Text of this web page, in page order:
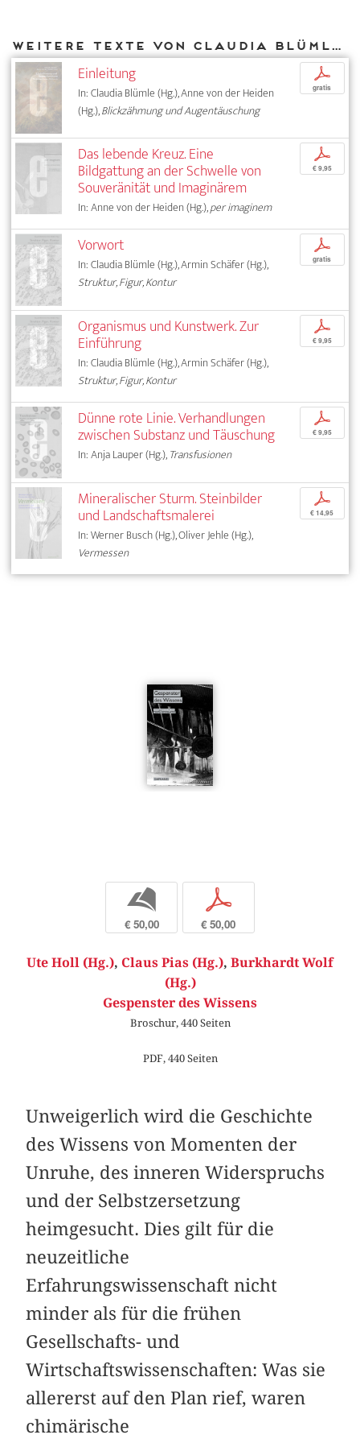
Weitere Texte von Claudia Blümle bei DIAPHANES
Einleitung
In: Claudia Blümle (Hg.), Anne von der Heiden
(Hg.),Blickzähmung und Augentäuschung
p
gratis
Das lebende Kreuz. Eine
Bildgattung an der Schwelle von
Souveränität und Imaginärem
In: Anne von der Heiden (Hg.),per imaginem
p
€ 9,95
Vorwort
In: Claudia Blümle (Hg.), Armin Schäfer (Hg.),
Struktur, Figur, Kontur
p
gratis
Organismus und Kunstwerk. Zur
Einführung
In: Claudia Blümle (Hg.), Armin Schäfer (Hg.),
Struktur, Figur, Kontur
p
€ 9,95
Dünne rote Linie. Verhandlungen
zwischen Substanz und Täuschung
In: Anja Lauper (Hg.),Transfusionen
p
€ 9,95
Mineralischer Sturm. Steinbilder
und Landschaftsmalerei
In: Werner Busch (Hg.), Oliver Jehle (Hg.),
Vermessen
p
€ 14,95
b
€ 50,00
p
€ 50,00
Ute Holl (Hg.), Claus Pias (Hg.), Burkhardt Wolf
(Hg.)
Gespenster des Wissens
Broschur, 440 Seiten
PDF, 440 Seiten
Unweigerlich wird die Geschichte
des Wissens von Momenten der
Unruhe, des inneren Widerspruchs
und der Selbstzersetzung
heimgesucht. Dies gilt für die
neuzeitliche
Erfahrungswissenschaft nicht
minder als für die frühen
Gesellschafts- und
Wirtschaftswissenschaften: Was sie
allererst auf den Plan rief, waren
chimärische